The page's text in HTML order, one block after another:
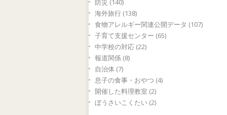
防災 (140)
海外旅行 (138)
食物アレルギー関連公開データ (107)
子育て支援センター (65)
中学校の対応 (22)
報道関係 (8)
自治体 (7)
息子の食事・おやつ (4)
開催した料理教室 (2)
ぼうさいこくたい (2)